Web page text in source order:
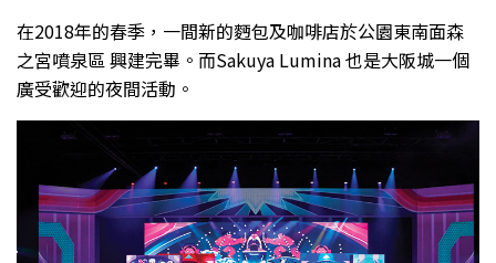
在2018年的春季，一間新的麪包及咖啡店於公園東南面森
之宮噴泉區 興建完畢。而Sakuya Lumina 也是大阪城一個
廣受歡迎的夜間活動。